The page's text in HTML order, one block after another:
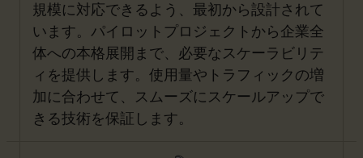
規模に対応できるよう、最初から設計されて
います。パイロットプロジェクトから企業全
体への本格展開まで、必要なスケーラビリテ
ィを提供します。使用量やトラフィックの増
加に合わせて、スムーズにスケールアップで
きる技術を保証します。